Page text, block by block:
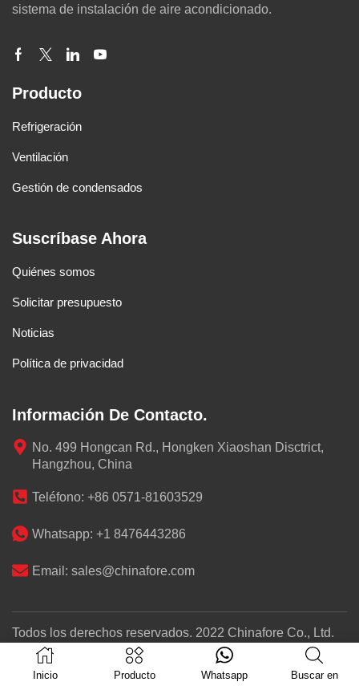
Inicio Producto Whatsapp Buscar en
sistema de instalación de aire acondicionado.
Producto
Refrigeración
Ventilación
Gestión de condensados
Suscríbase Ahora
Quiénes somos
Solicitar presupuesto
Noticias
Política de privacidad
Información De Contacto.
No. 499 Hongcan Rd., Hongken Xiaoshan Disctrict,
Hangzhou, China
Teléfono: +86 0571-81603529
Whatsapp: +1 8476443286
Email: sales@chinafore.com
Todos los derechos reservados. 2022 Chinafore Co., Ltd.